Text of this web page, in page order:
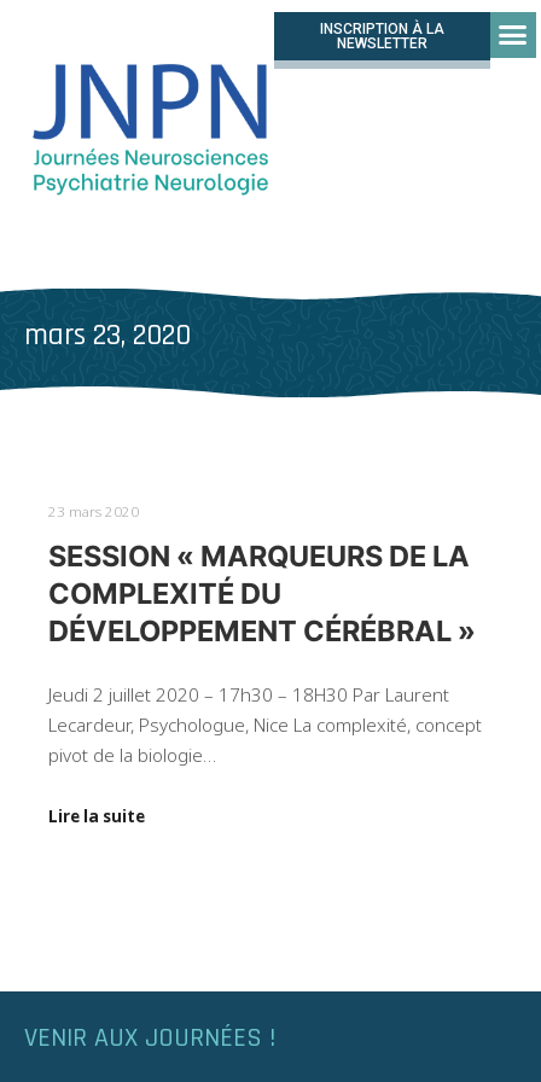
INSCRIPTION À LA
NEWSLETTER
mars 23, 2020
23 mars 2020
SESSION « MARQUEURS DE LA
COMPLEXITÉ DU
DÉVELOPPEMENT CÉRÉBRAL »
Jeudi 2 juillet 2020 – 17h30 – 18H30 Par Laurent
Lecardeur, Psychologue, Nice La complexité, concept
pivot de la biologie…
Lire la suite
VENIR AUX JOURNÉES !